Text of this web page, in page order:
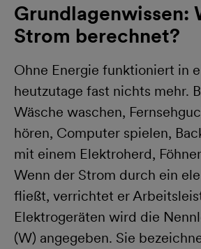
Grundlagenwissen:
Strom berechnet?
Ohne Energie funktioniert in
heutzutage fast nichts mehr.
Wäsche waschen,
hören, Computer spielen,
mit einem Elektroherd,
Wenn der Strom durch ein
fließt, verrichtet er
Elektrogeräten wird die
(W) angegeben. Sie